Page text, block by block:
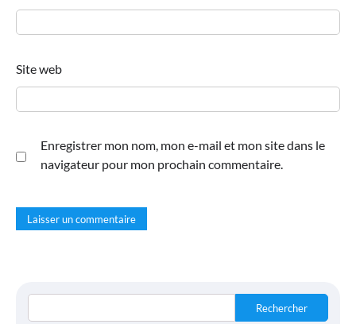
Site web
Enregistrer mon nom, mon e-mail et mon site dans le
navigateur pour mon prochain commentaire.
Rechercher